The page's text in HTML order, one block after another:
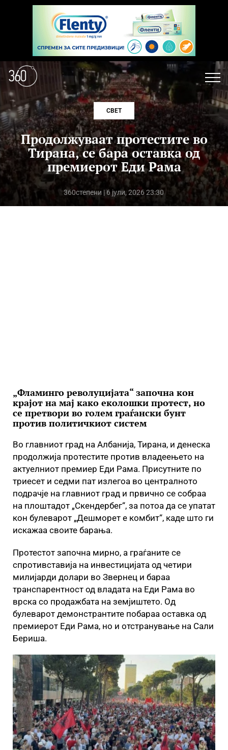
СВЕТ
Продолжуваат протестите во
Тирана, се бара оставка од
премиерот Еди Рама
360степени | 6 јули, 2026 23:30
„Фламинго револуцијата“ започна кон
крајот на мај како еколошки протест, но
се претвори во голем граѓански бунт
против политичкиот систем
Во главниот град на Албанија, Тирана, и денеска
продолжија протестите против владеењето на
актуелниот премиер Еди Рама. Присутните по
триесет и седми пат излегоа во централното
подрачје на главниот град и првично се собраа
на плоштадот „Скендербег“, за потоа да се упатат
кон булеварот „Дешморет е комбит“, каде што ги
искажаа своите барања.
Протестот започна мирно, а граѓаните се
спротивставија на инвестицијата од четири
милијарди долари во Звернец и бараа
транспарентност од владата на Еди Рама во
врска со продажбата на земјиштето. Од
булеварот демонстрантите побараа оставка од
премиерот Еди Рама, но и отстранување на Сали
Бериша.